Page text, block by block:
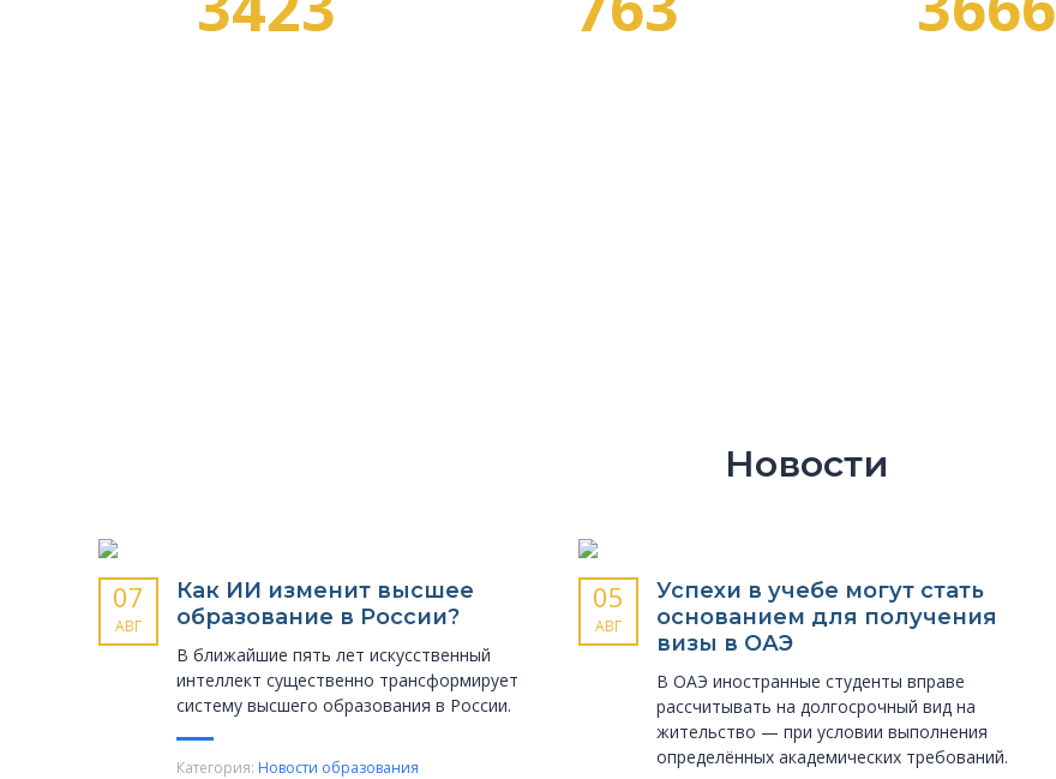
Новости
07
АВГ
Как ИИ изменит высшее
образование в России?
В ближайшие пять лет искусственный
интеллект существенно трансформирует
систему высшего образования в России.
Категория: Новости образования
05
АВГ
Успехи в учебе могут стать
основанием для получения
визы в ОАЭ
В ОАЭ иностранные студенты вправе
рассчитывать на долгосрочный вид на
жительство — при условии выполнения
определённых академических требований.